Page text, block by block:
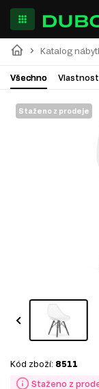
Katalog
Všechno
Staženo z prodeje
Staženo z
Kód zboží: 8511